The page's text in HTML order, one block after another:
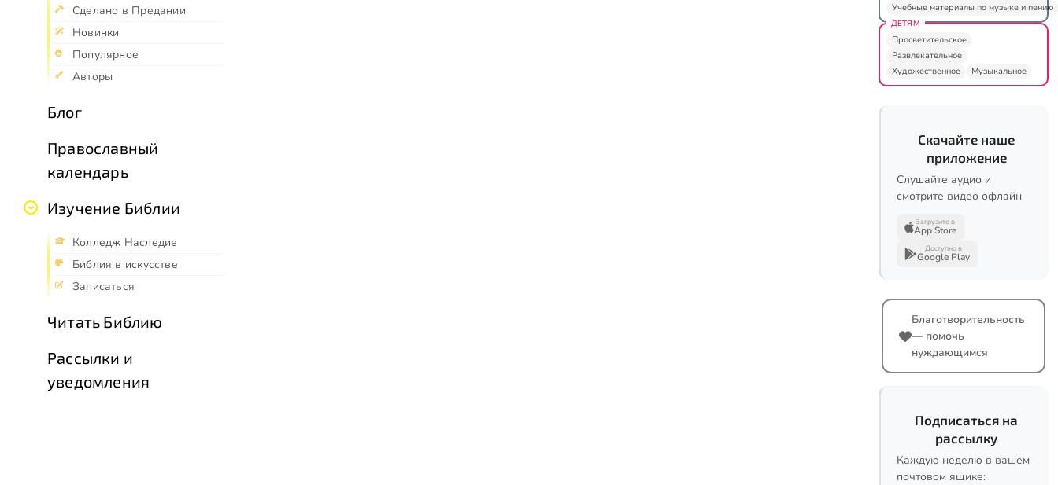
Сделано в Предании
Новинки
Популярное
Авторы
Блог
Православный
календарь
Изучение Библии
Колледж Наследие
Библия в искусстве
Записаться
Читать Библию
Рассылки и
уведомления
Учебные материалы по музыке и пению
ДЕТЯМ
Просветительское
Развлекательное
Художественное
Музыкальное
Скачайте наше
приложение
Слушайте аудио и
смотрите видео офлайн
Загрузите в
App Store
Доступно в
Google Play
Благотворительность
— помочь
нуждающимся
Подписаться на
рассылку
Каждую неделю в вашем
почтовом ящике: